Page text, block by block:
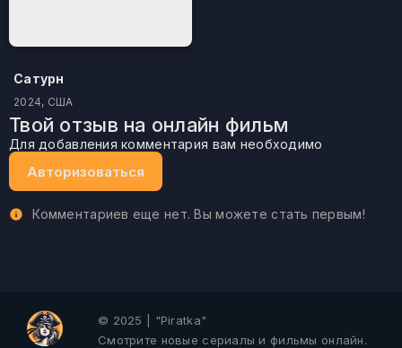
Сатурн
2024, США
Твой отзыв на онлайн фильм
Для добавления комментария вам необходимо
Авторизоваться
Комментариев еще нет. Вы можете стать первым!
© 2025 | "Piratka"
Смотрите новые сериалы и фильмы онлайн.